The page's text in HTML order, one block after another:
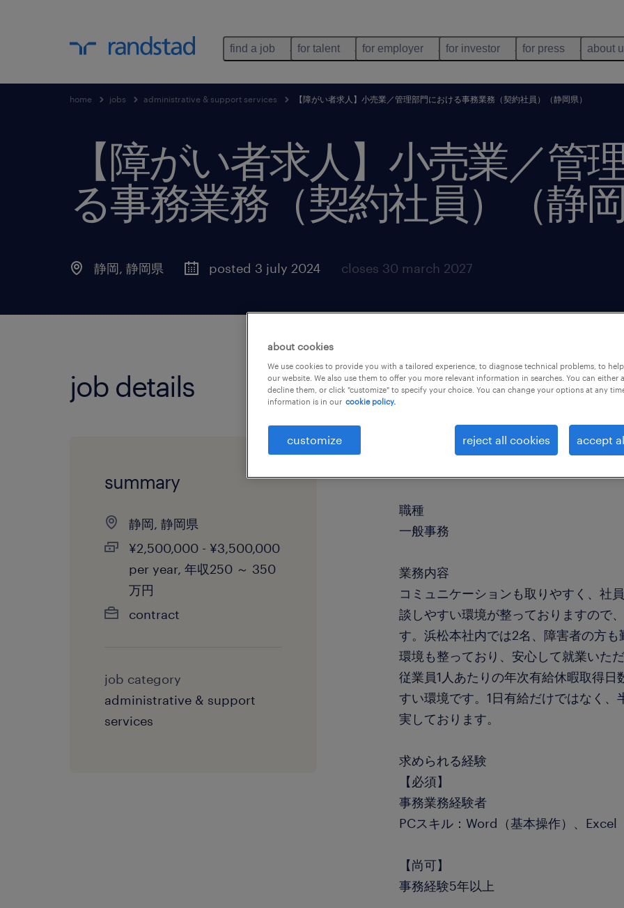
find a job for talent for employer for investor for press about
home jobs administrative & support services 【障がい者求人】小売業／管理部門における事務業務（契約社員）（静岡県）
【障がい者求人】小売業／管
る事務業務（契約社員）（静岡
静岡, 静岡県 posted 3 july 2024 closes 30 march 2027
job details
summary
静岡, 静岡県
¥2,500,000 - ¥3,500,000
per year, 年収250 ～ 350
万円
contract
job category
administrative & support
services
職種
一般事務
業務内容
コミュニケーションも取りやすく、社
談しやすい環境が整っておりますので
す。浜松本社内では2名、障害者の方
環境も整っており、安心して就業いた
従業員1人あたりの年次有給休暇取得日
すい環境です。1日有給だけではなく
実しております。
求められる経験
【必須】
事務業務経験者
PCスキル：Word（基本操作）、Excel
【尚可】
事務経験5年以上
about cookies
We use cookies to provide you with a tailored experience, to diagnose technical problems, to
our website. We also use them to offer you more relevant information in searches. You can either
decline them, or click "customize" to specify your choice. You can change your options at any
information is in our cookie policy.
customize reject all cookies accept